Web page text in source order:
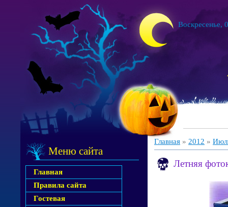
Воскресенье,
Меню сайта
Главная
Правила сайта
Гостевая
Главная » 2012 »
Летняя